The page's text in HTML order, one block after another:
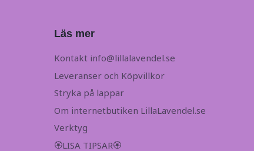
Läs mer
Kontakt info@lillalavendel.se
Leveranser och Köpvillkor
Stryka på lappar
Om internetbutiken LillaLavendel.se
Verktyg
🏵LISA TIPSAR🏵